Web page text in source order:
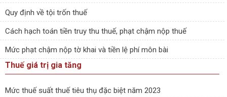
Quy định về tội trốn thuế
Cách hạch toán tiền truy thu thuế, phạt chậm nộp thuế
Mức phạt chậm nộp tờ khai và tiền lệ phí môn bài
Thuế giá trị gia tăng
Mức thuế suất thuế tiêu thụ đặc biệt năm 2023